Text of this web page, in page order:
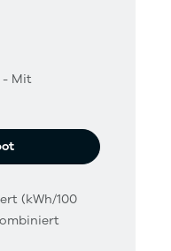
- Mit
(kWh/100